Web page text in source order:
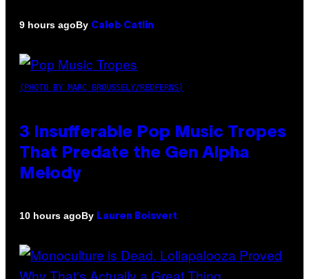
9 hours agoBy Caleb Catlin
(PHOTO BY MARC BROUSSELY/REDFERNS)
3 Insufferable Pop Music Tropes
That Predate the Gen Alpha
Melody
10 hours agoBy Lauren Boisvert